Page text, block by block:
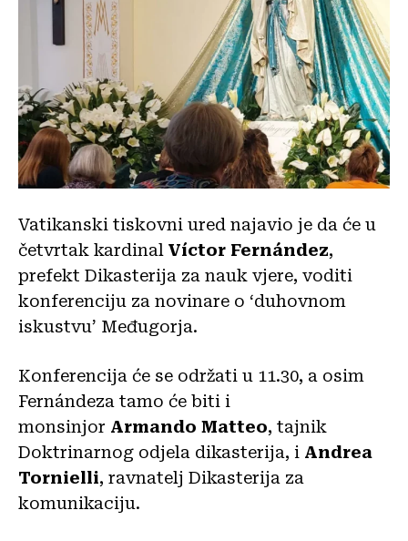
Vatikanski tiskovni ured najavio je da će u
četvrtak kardinal Víctor Fernández,
prefekt Dikasterija za nauk vjere, voditi
konferenciju za novinare o ‘duhovnom
iskustvu’ Međugorja.
Konferencija će se održati u 11.30, a osim
Fernándeza tamo će biti i
monsinjor Armando Matteo, tajnik
Doktrinarnog odjela dikasterija, i Andrea
Tornielli, ravnatelj Dikasterija za
komunikaciju.